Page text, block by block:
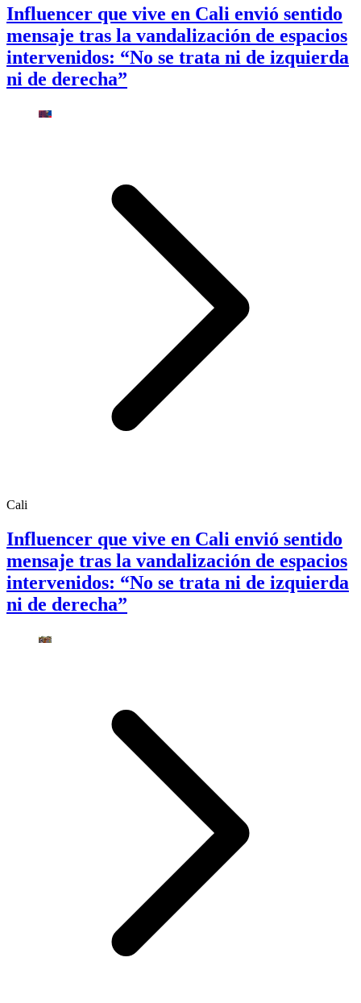
Influencer que vive en Cali envió sentido
mensaje tras la vandalización de espacios
intervenidos: “No se trata ni de izquierda
ni de derecha”
Cali
Influencer que vive en Cali envió sentido
mensaje tras la vandalización de espacios
intervenidos: “No se trata ni de izquierda
ni de derecha”